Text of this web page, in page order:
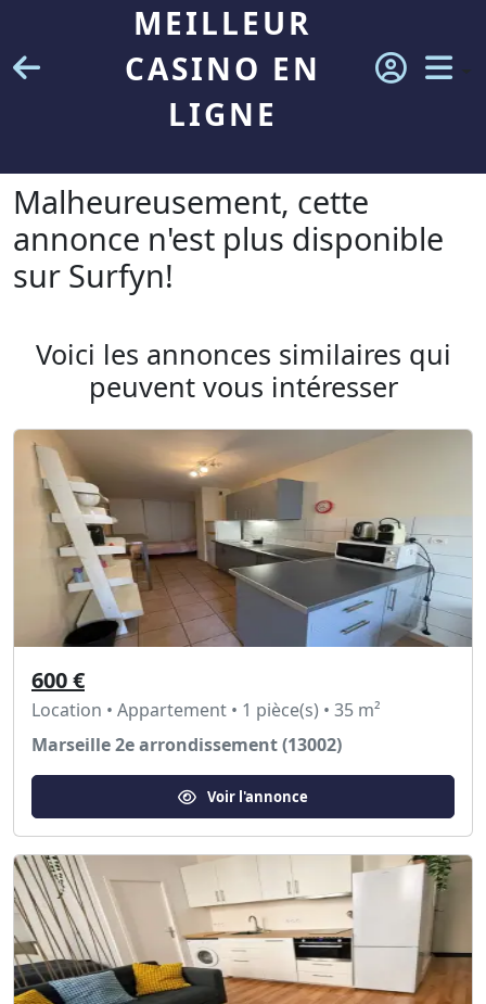
MEILLEUR
CASINO EN
LIGNE
Malheureusement, cette
annonce n'est plus disponible
sur Surfyn!
Voici les annonces similaires qui
peuvent vous intéresser
600 €
Location • Appartement • 1 pièce(s) • 35 m²
Marseille 2e arrondissement (13002)
Voir l'annonce